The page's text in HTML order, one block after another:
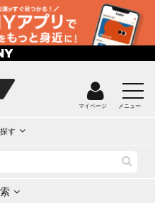
マイページ メニュー
す